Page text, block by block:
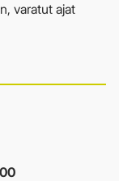
varatut ajat